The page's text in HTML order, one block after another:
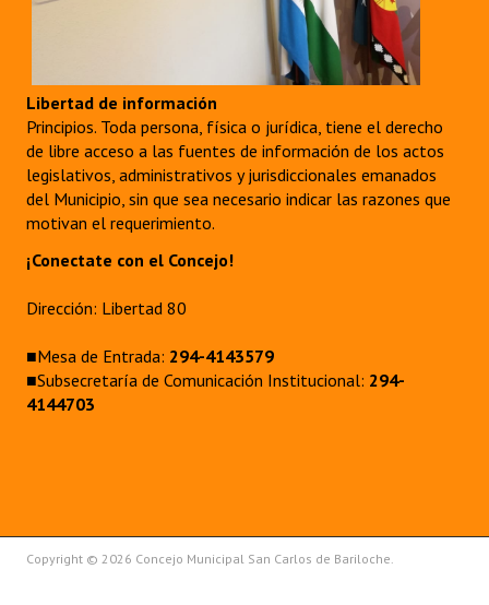
Libertad de información
Principios. Toda persona, física o jurídica, tiene el derecho
de libre acceso a las fuentes de información de los actos
legislativos, administrativos y jurisdiccionales emanados
del Municipio, sin que sea necesario indicar las razones que
motivan el requerimiento.
¡Conectate con el Concejo!
Dirección: Libertad 80
■Mesa de Entrada: 294-4143579
■Subsecretaría de Comunicación Institucional: 294-
4144703
Copyright © 2026 Concejo Municipal San Carlos de Bariloche.